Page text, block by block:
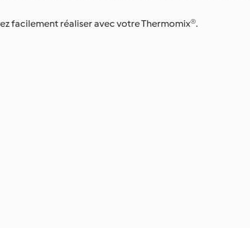
facilement réaliser avec votre Thermomix®.